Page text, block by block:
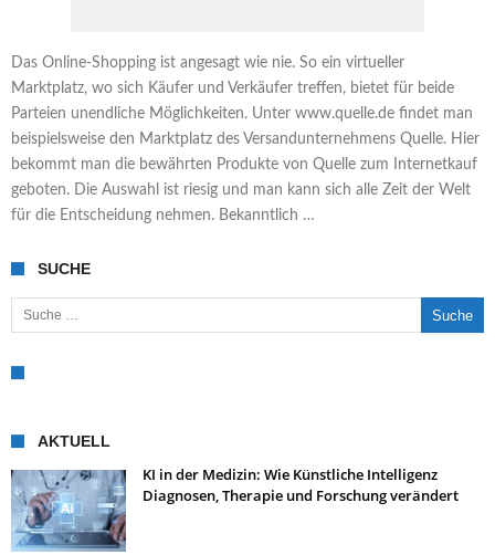
Das Online-Shopping ist angesagt wie nie. So ein virtueller
Marktplatz, wo sich Käufer und Verkäufer treffen, bietet für beide
Parteien unendliche Möglichkeiten. Unter www.quelle.de findet man
beispielsweise den Marktplatz des Versandunternehmens Quelle. Hier
bekommt man die bewährten Produkte von Quelle zum Internetkauf
geboten. Die Auswahl ist riesig und man kann sich alle Zeit der Welt
für die Entscheidung nehmen. Bekanntlich …
SUCHE
Suche nach:
AKTUELL
KI in der Medizin: Wie Künstliche Intelligenz
Diagnosen, Therapie und Forschung verändert